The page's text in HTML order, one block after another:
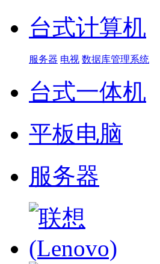
台式计算机
服务器 电视 数据库管理系统
台式一体机
平板电脑
服务器